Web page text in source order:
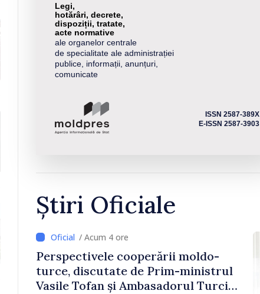
Legi,
hotărâri, decrete,
dispoziții, tratate,
acte normative
ale organelor centrale
de specialitate ale administrației
publice, informații, anunțuri,
comunicate
ISSN 2587-389X
E-ISSN 2587-3903
Știri Oficiale
/ Acum 4 ore
Perspectivele cooperării moldo-
turce, discutate de Prim-ministrul
Vasile Tofan și Ambasadorul Turciei,